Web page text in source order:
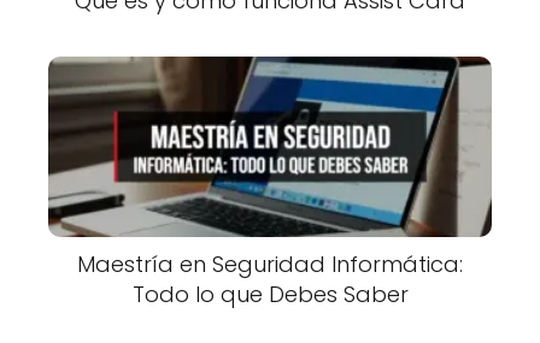
Maestría en Seguridad Informática:
Todo lo que Debes Saber